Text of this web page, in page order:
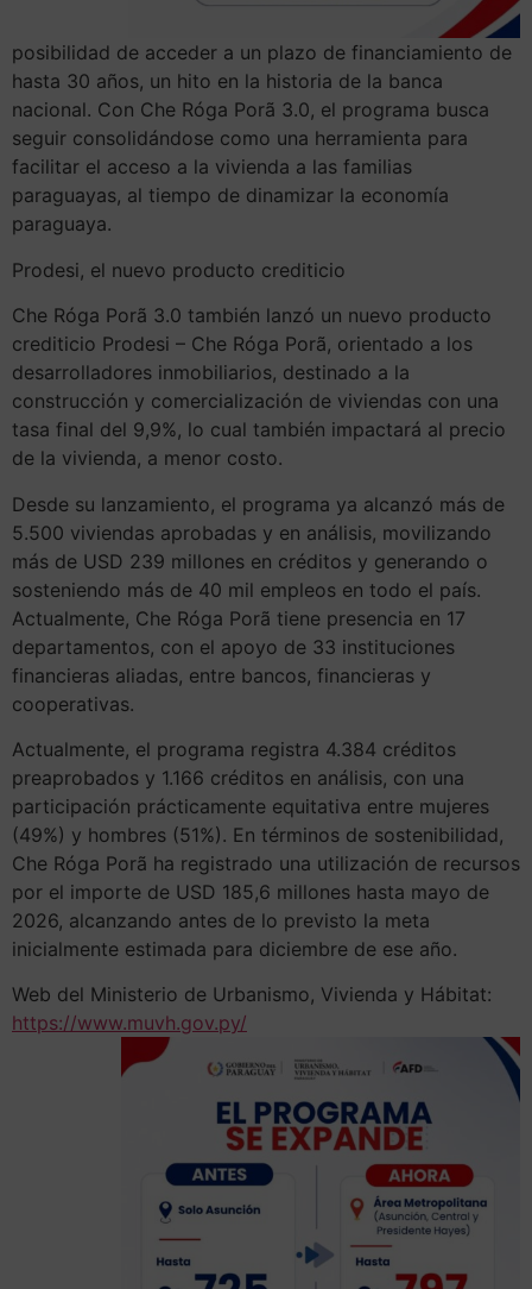
posibilidad de acceder a un plazo de financiamiento de
hasta 30 años, un hito en la historia de la banca
nacional. Con Che Róga Porã 3.0, el programa busca
seguir consolidándose como una herramienta para
facilitar el acceso a la vivienda a las familias
paraguayas, al tiempo de dinamizar la economía
paraguaya.
Prodesi, el nuevo producto crediticio
Che Róga Porã 3.0 también lanzó un nuevo producto
crediticio Prodesi – Che Róga Porã, orientado a los
desarrolladores inmobiliarios, destinado a la
construcción y comercialización de viviendas con una
tasa final del 9,9%, lo cual también impactará al precio
de la vivienda, a menor costo.
Desde su lanzamiento, el programa ya alcanzó más de
5.500 viviendas aprobadas y en análisis, movilizando
más de USD 239 millones en créditos y generando o
sosteniendo más de 40 mil empleos en todo el país.
Actualmente, Che Róga Porã tiene presencia en 17
departamentos, con el apoyo de 33 instituciones
financieras aliadas, entre bancos, financieras y
cooperativas.
Actualmente, el programa registra 4.384 créditos
preaprobados y 1.166 créditos en análisis, con una
participación prácticamente equitativa entre mujeres
(49%) y hombres (51%). En términos de sostenibilidad,
Che Róga Porã ha registrado una utilización de recursos
por el importe de USD 185,6 millones hasta mayo de
2026, alcanzando antes de lo previsto la meta
inicialmente estimada para diciembre de ese año.
Web del Ministerio de Urbanismo, Vivienda y Hábitat:
https://www.muvh.gov.py/